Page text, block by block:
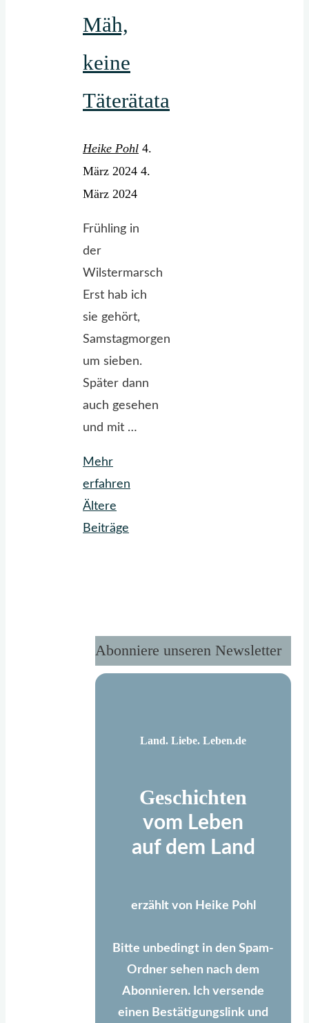
Mäh,
keine
Täterätata
Heike Pohl 4.
März 2024 4.
März 2024
Frühling in
der
Wilstermarsch
Erst hab ich
sie gehört,
Samstagmorgen
um sieben.
Später dann
auch gesehen
und mit …
Mehr
erfahren
Ältere
Beiträge
Abonniere unseren Newsletter
Land. Liebe. Leben.de
Geschichten
vom Leben
auf dem Land
erzählt von Heike Pohl
Bitte unbedingt in den Spam-
Ordner sehen nach dem
Abonnieren. Ich versende
einen Bestätigungslink und